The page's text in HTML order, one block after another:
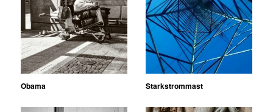
Obama Starkstrommast